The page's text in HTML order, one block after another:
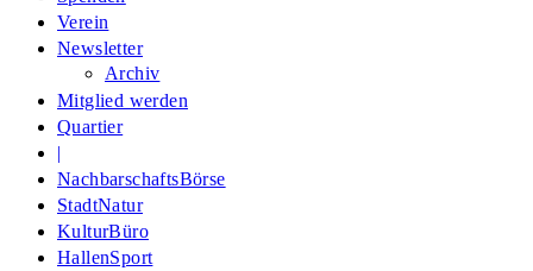
Verein
Newsletter
Archiv
Mitglied werden
Quartier
|
NachbarschaftsBörse
StadtNatur
KulturBüro
HallenSport